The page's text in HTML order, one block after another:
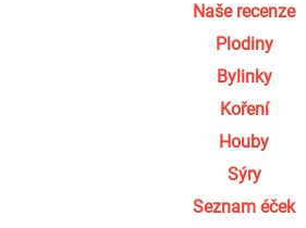
Naše recenze
Plodiny
Bylinky
Koření
Houby
Sýry
Seznam éček